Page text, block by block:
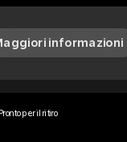
informazioni
Pronto per il ritiro